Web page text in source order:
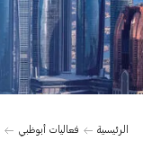
الرئيسية فعاليات أبوظبي